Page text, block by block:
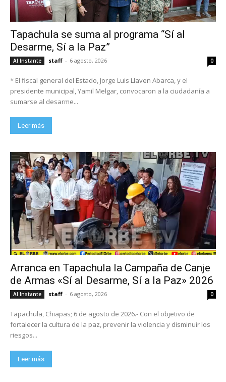
Tapachula se suma al programa “Sí al
Desarme, Sí a la Paz”
Al Instante staff - 6 agosto, 2026 0
* El fiscal general del Estado, Jorge Luis Llaven Abarca, y el
presidente municipal, Yamil Melgar, convocaron a la ciudadanía a
sumarse al desarme...
Leer más
Arranca en Tapachula la Campaña de Canje
de Armas «Sí al Desarme, Sí a la Paz» 2026
Al Instante staff - 6 agosto, 2026 0
Tapachula, Chiapas; 6 de agosto de 2026.- Con el objetivo de
fortalecer la cultura de la paz, prevenir la violencia y disminuir los
riesgos...
Leer más